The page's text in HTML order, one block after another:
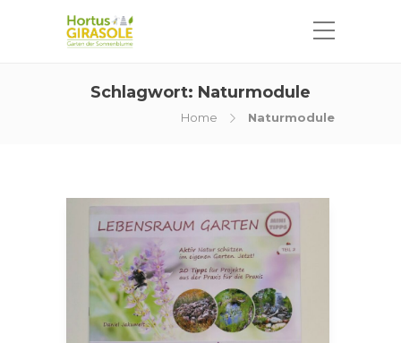
Schlagwort: Naturmodule
Home Naturmodule